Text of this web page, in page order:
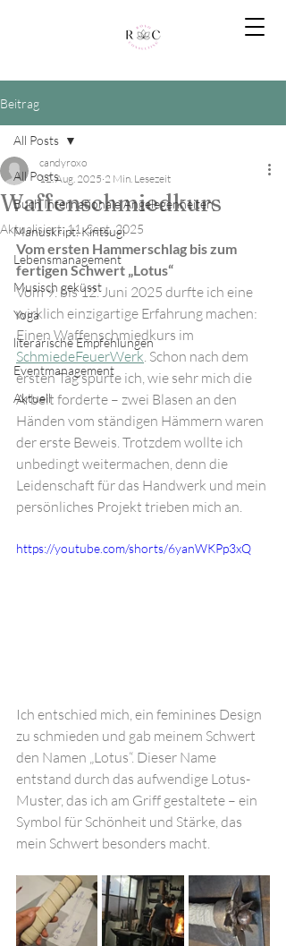
Beitrag
All Posts
Buch Internationale Angelegenheiten
Manuskript: Kintsugi
Lebensmanagement
Musisch geküsst
Yoga
literarische Empfehlungen
Eventmanagement
Aktuell
All Posts
Waffenschmiedkurs
candyroxo
12. Aug. 2025 2 Min. Lesezeit
Aktualisiert:11. Sept. 2025
Vom ersten Hammerschlag bis zum
fertigen Schwert „Lotus“
Vom 9. bis 12. Juni 2025 durfte ich eine
wirklich einzigartige Erfahrung machen:
Einen Waffenschmiedkurs im
SchmiedeFeuerWerk. Schon nach dem
ersten Tag spürte ich, wie sehr mich die
Arbeit forderte – zwei Blasen an den
Händen vom ständigen Hämmern waren
der erste Beweis. Trotzdem wollte ich
unbedingt weitermachen, denn die
Leidenschaft für das Handwerk und mein
persönliches Projekt trieben mich an.
https://youtube.com/shorts/6yanWKPp3xQ
Ich entschied mich, ein feminines Design
zu schmieden und gab meinem Schwert
den Namen „Lotus“. Dieser Name
entstand durch das aufwendige Lotus-
Muster, das ich am Griff gestaltete – ein
Symbol für Schönheit und Stärke, das
mein Schwert besonders macht.